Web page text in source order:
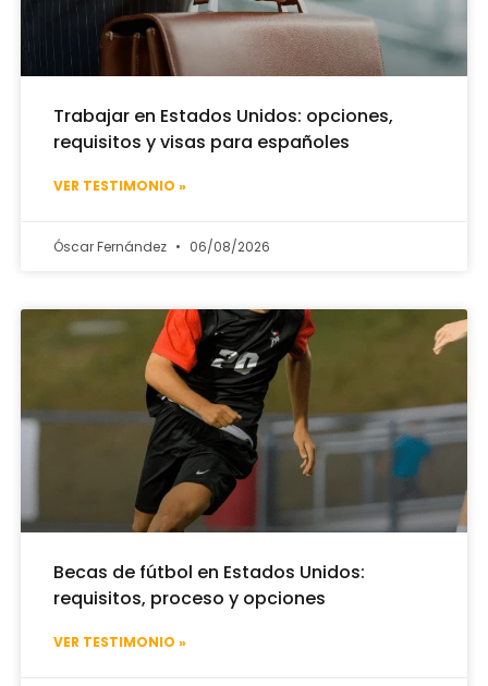
Trabajar en Estados Unidos: opciones,
requisitos y visas para españoles
VER TESTIMONIO »
Óscar Fernández 06/08/2026
Becas de fútbol en Estados Unidos:
requisitos, proceso y opciones
VER TESTIMONIO »